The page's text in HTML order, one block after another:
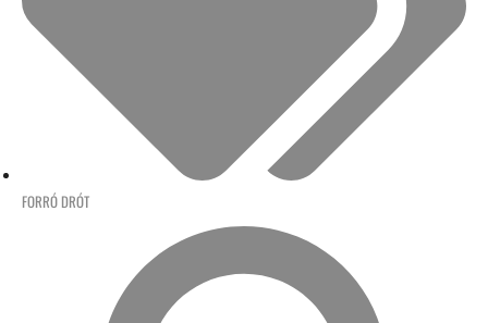
FORRÓ DRÓT